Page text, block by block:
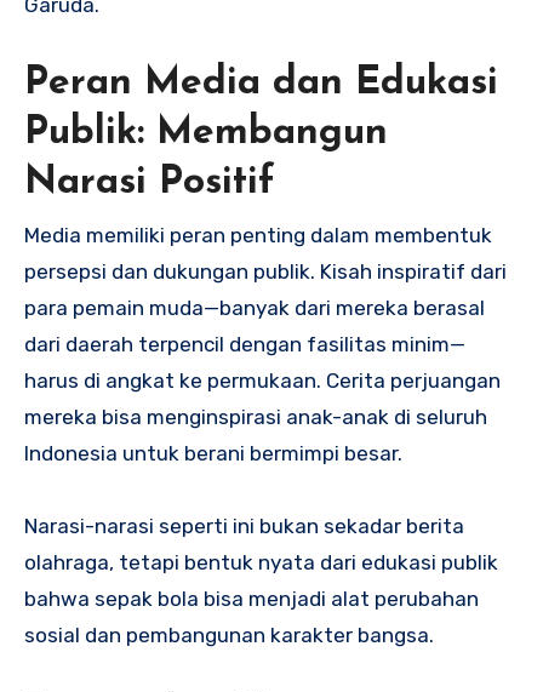
Garuda.
Peran Media dan Edukasi
Publik: Membangun
Narasi Positif
Media memiliki peran penting dalam membentuk
persepsi dan dukungan publik. Kisah inspiratif dari
para pemain muda—banyak dari mereka berasal
dari daerah terpencil dengan fasilitas minim—
harus di angkat ke permukaan. Cerita perjuangan
mereka bisa menginspirasi anak-anak di seluruh
Indonesia untuk berani bermimpi besar.
Narasi-narasi seperti ini bukan sekadar berita
olahraga, tetapi bentuk nyata dari edukasi publik
bahwa sepak bola bisa menjadi alat perubahan
sosial dan pembangunan karakter bangsa.